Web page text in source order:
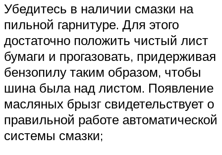
Убедитесь в наличии смазки на
пильной гарнитуре. Для этого
достаточно положить чистый лист
бумаги и прогазовать, придерживая
бензопилу таким образом, чтобы
шина была над листом. Появление
масляных брызг свидетельствует о
правильной работе автоматической
системы смазки;